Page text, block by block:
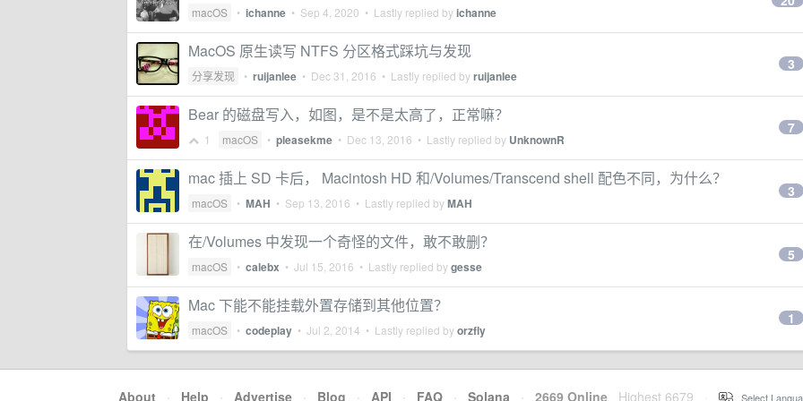
macOS • ichanne • Sep 4, 2020 • Lastly replied byichanne
MacOS 原生读写 NTFS 分区格式踩坑与发现
分享发现 • ruijanlee • Dec 31, 2016 • Lastly replied byruijanlee
3
Bear 的磁盘写入，如图，是不是太高了，正常嘛？
1 macOS • pleasekme • Dec 13, 2016 • Lastly replied by UnknownR
7
mac 插上 SD 卡后， Macintosh HD 和/Volumes/Transcend shell 配色不同，为什么？
macOS • MAH • Sep 13, 2016 • Lastly replied byMAH
3
在/Volumes 中发现一个奇怪的文件，敢不敢删？
macOS • calebx • Jul 15, 2016 • Lastly replied bygesse
5
Mac 下能不能挂载外置存储到其他位置？
macOS • codeplay • Jul 2, 2014 • Lastly replied byorzfly
1
About · Help · Advertise · Blog · API · FAQ · Solana · 2669 Online Highest 6679 Select